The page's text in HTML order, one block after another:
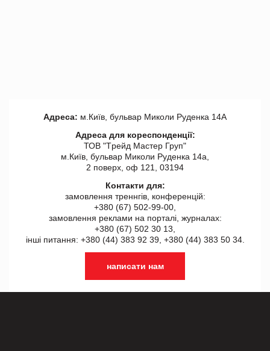
Адреса: м.Київ, бульвар Миколи Руденка 14А
Адреса для кореспонденції:
ТОВ "Tрейд Мастер Груп"
м.Київ, бульвар Миколи Руденка 14а,
2 поверх, оф 121, 03194
Контакти для:
замовлення треннгів, конференцій:
+380 (67) 502-99-00,
замовлення реклами на порталі, журналах:
+380 (67) 502 30 13,
інші питання: +380 (44) 383 92 39, +380 (44) 383 50 34.
написати нам